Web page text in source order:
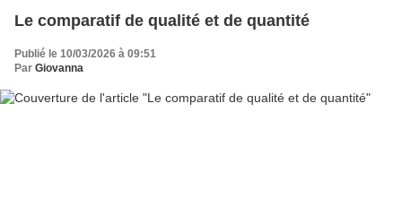
Le comparatif de qualité et de quantité
Publié le 10/03/2026 à 09:51
Par Giovanna